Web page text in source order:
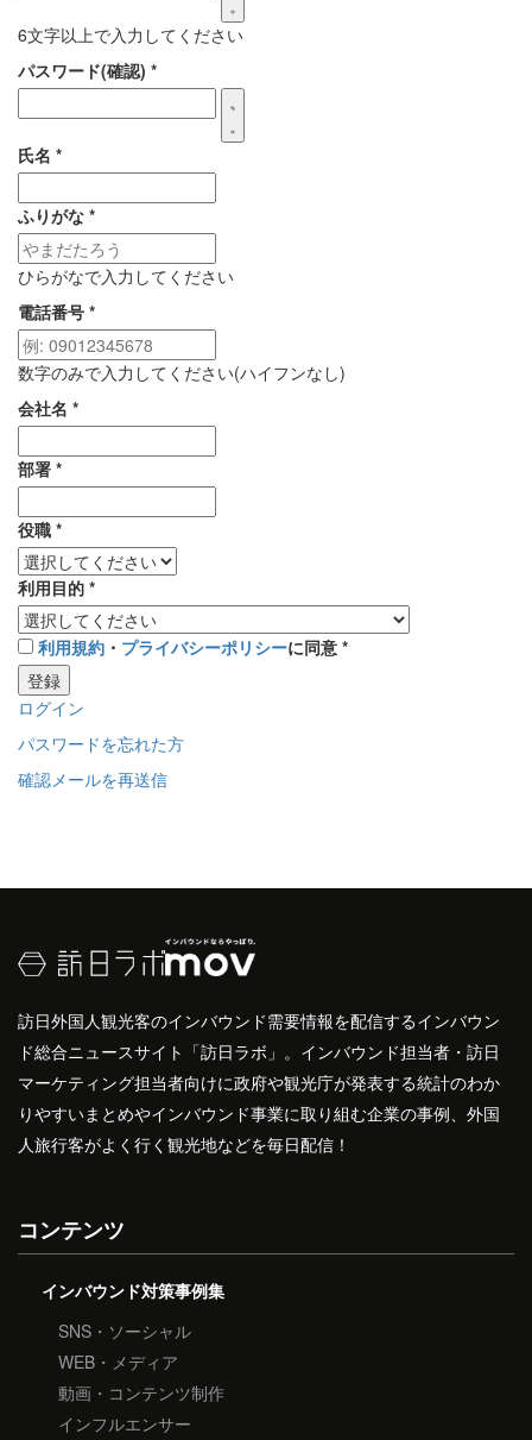
6文字以上で入力してください
パスワード(確認) *
氏名 *
ふりがな *
ひらがなで入力してください
電話番号 *
数字のみで入力してください(ハイフンなし)
会社名 *
部署 *
役職 *
利用目的 *
利用規約 ・ プライバシーポリシーに同意 *
登録
ログイン
パスワードを忘れた方
確認メールを再送信
訪日外国人観光客のインバウンド需要情報を配信するインバウン
ド総合ニュースサイト「訪日ラボ」。インバウンド担当者・訪日
マーケティング担当者向けに政府や観光庁が発表する統計のわか
りやすいまとめやインバウンド事業に取り組む企業の事例、外国
人旅行客がよく行く観光地などを毎日配信！
コンテンツ
インバウンド対策事例集
SNS・ソーシャル
WEB・メディア
動画・コンテンツ制作
インフルエンサー